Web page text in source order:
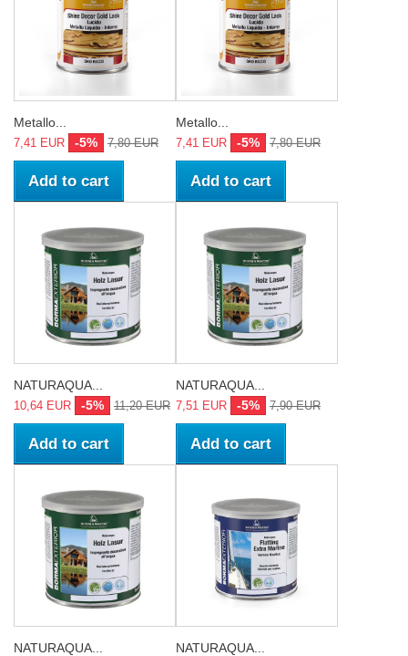
Metallo...
7,41 EUR -5% 7,80 EUR
Add to cart
Metallo...
7,41 EUR -5% 7,80 EUR
Add to cart
NATURAQUA...
10,64 EUR -5% 11,20 EUR
Add to cart
NATURAQUA...
7,51 EUR -5% 7,90 EUR
Add to cart
NATURAQUA... NATURAQUA...